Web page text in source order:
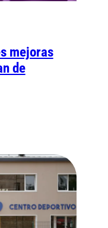
mejoras
de